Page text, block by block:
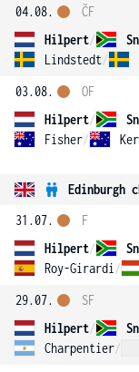
04.08.
Hilpert/
Lindstedt/
ČF
03.08.
Hilpert/
Fisher/
OF
Edinburgh
31.07.
Hilpert/
Roy-Girardi /
F
29.07.
Hilpert/
Charpentier/
SF